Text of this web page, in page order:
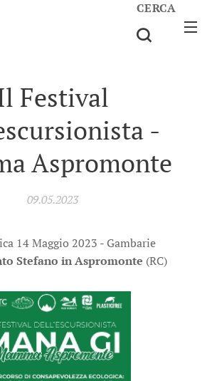
CERCA
Festival
-
Aspromonte
09.05.2023
14 Maggio 2023 - Gambarie
Stefano in Aspromonte (RC)